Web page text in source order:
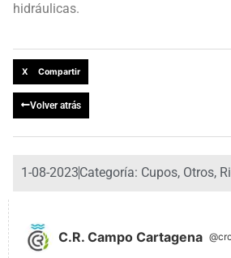
hidráulicas.
X Compartir
Volver atrás
1-08-2023Categoría: Cupos, Otros,
C.R. Campo Cartagena